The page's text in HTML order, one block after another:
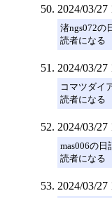
2024/03/27
渚ngs072の
読者になる
2024/03/27
コマツダイ
読者になる
2024/03/27
mas006の日
読者になる
2024/03/27